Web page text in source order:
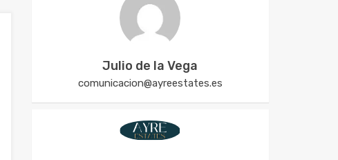
Julio de la Vega
comunicacion@ayreestates.es